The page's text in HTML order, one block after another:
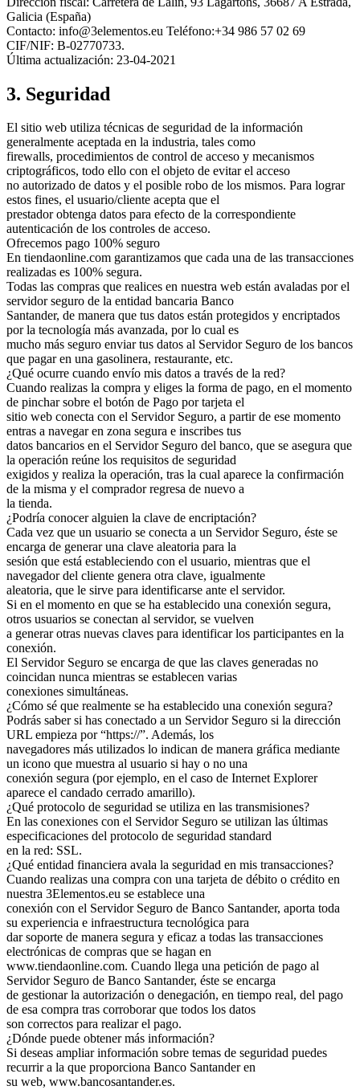
Galicia (España)
Contacto: info@3elementos.eu Teléfono:+34 986 57 02 69
CIF/NIF: B-02770733.
Última actualización: 23-04-2021
3. Seguridad
El sitio web utiliza técnicas de seguridad de la información
generalmente aceptada en la industria, tales como
firewalls, procedimientos de control de acceso y mecanismos
criptográficos, todo ello con el objeto de evitar el acceso
no autorizado de datos y el posible robo de los mismos. Para lograr
estos fines, el usuario/cliente acepta que el
prestador obtenga datos para efecto de la correspondiente
autenticación de los controles de acceso.
Ofrecemos pago 100% seguro
En tiendaonline.com garantizamos que cada una de las transacciones
realizadas es 100% segura.
Todas las compras que realices en nuestra web están avaladas por el
servidor seguro de la entidad bancaria Banco
Santander, de manera que tus datos están protegidos y encriptados
por la tecnología más avanzada, por lo cual es
mucho más seguro enviar tus datos al Servidor Seguro de los bancos
que pagar en una gasolinera, restaurante, etc.
¿Qué ocurre cuando envío mis datos a través de la red?
Cuando realizas la compra y eliges la forma de pago, en el momento
de pinchar sobre el botón de Pago por tarjeta el
sitio web conecta con el Servidor Seguro, a partir de ese momento
entras a navegar en zona segura e inscribes tus
datos bancarios en el Servidor Seguro del banco, que se asegura que
la operación reúne los requisitos de seguridad
exigidos y realiza la operación, tras la cual aparece la confirmación
de la misma y el comprador regresa de nuevo a
la tienda.
¿Podría conocer alguien la clave de encriptación?
Cada vez que un usuario se conecta a un Servidor Seguro, éste se
encarga de generar una clave aleatoria para la
sesión que está estableciendo con el usuario, mientras que el
navegador del cliente genera otra clave, igualmente
aleatoria, que le sirve para identificarse ante el servidor.
Si en el momento en que se ha establecido una conexión segura,
otros usuarios se conectan al servidor, se vuelven
a generar otras nuevas claves para identificar los participantes en la
conexión.
El Servidor Seguro se encarga de que las claves generadas no
coincidan nunca mientras se establecen varias
conexiones simultáneas.
¿Cómo sé que realmente se ha establecido una conexión segura?
Podrás saber si has conectado a un Servidor Seguro si la dirección
URL empieza por “https://”. Además, los
navegadores más utilizados lo indican de manera gráfica mediante
un icono que muestra al usuario si hay o no una
conexión segura (por ejemplo, en el caso de Internet Explorer
aparece el candado cerrado amarillo).
¿Qué protocolo de seguridad se utiliza en las transmisiones?
En las conexiones con el Servidor Seguro se utilizan las últimas
especificaciones del protocolo de seguridad standard
en la red: SSL.
¿Qué entidad financiera avala la seguridad en mis transacciones?
Cuando realizas una compra con una tarjeta de débito o crédito en
nuestra 3Elementos.eu se establece una
conexión con el Servidor Seguro de Banco Santander, aporta toda
su experiencia e infraestructura tecnológica para
dar soporte de manera segura y eficaz a todas las transacciones
electrónicas de compras que se hagan en
www.tiendaonline.com. Cuando llega una petición de pago al
Servidor Seguro de Banco Santander, éste se encarga
de gestionar la autorización o denegación, en tiempo real, del pago
de esa compra tras corroborar que todos los datos
son correctos para realizar el pago.
¿Dónde puede obtener más información?
Si deseas ampliar información sobre temas de seguridad puedes
recurrir a la que proporciona Banco Santander en
su web, www.bancosantander.es.